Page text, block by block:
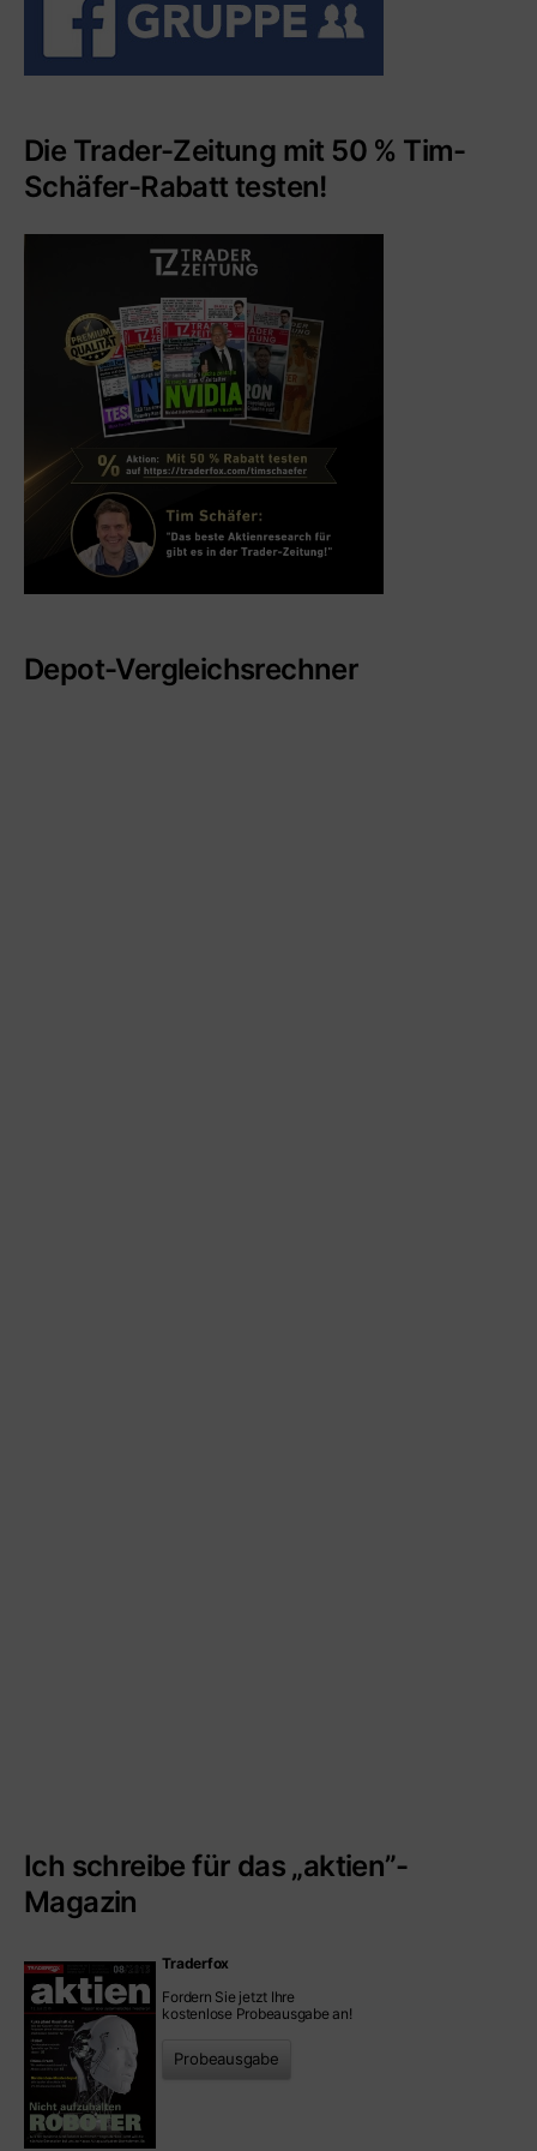
Die Trader-Zeitung mit 50 % Tim-
Schäfer-Rabatt testen!
Depot-Vergleichsrechner
Ich schreibe für das „aktien”-
Magazin
Traderfox
Fordern Sie jetzt Ihre
kostenlose Probeausgabe an!
Probeausgabe